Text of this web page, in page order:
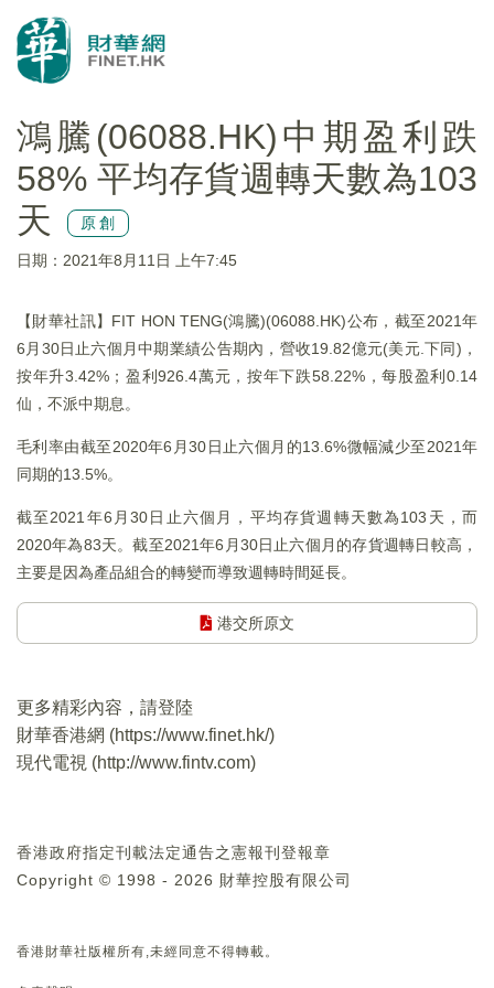
鴻騰(06088.HK)中期盈利跌
58% 平均存貨週轉天數為103
天
原創
日期：2021年8月11日 上午7:45
【財華社訊】FIT HON TENG(鴻騰)(06088.HK)公布，截至2021年
6月30日止六個月中期業績公告期內，營收19.82億元(美元.下同)，
按年升3.42%；盈利926.4萬元，按年下跌58.22%，每股盈利0.14
仙，不派中期息。
毛利率由截至2020年6月30日止六個月的13.6%微幅減少至2021年
同期的13.5%。
截至2021年6月30日止六個月，平均存貨週轉天數為103天，而
2020年為83天。截至2021年6月30日止六個月的存貨週轉日較高，
主要是因為產品組合的轉變而導致週轉時間延長。
港交所原文
更多精彩內容，請登陸
財華香港網 (https://www.finet.hk/)
現代電視 (http://www.fintv.com)
香港政府指定刊載法定通告之憲報刊登報章
Copyright © 1998 - 2026 財華控股有限公司
香港財華社版權所有,未經同意不得轉載。